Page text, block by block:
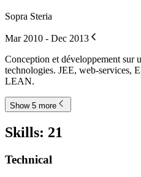
Sopra Steria
Mar 2010 - Dec 2013
Conception et développement sur
technologies. JEE, web-services,
LEAN.
Show 5 more
Skills: 21
Technical